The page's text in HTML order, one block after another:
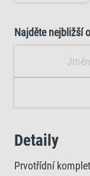
Najděte nejbližší
Detaily
Prvotřídní